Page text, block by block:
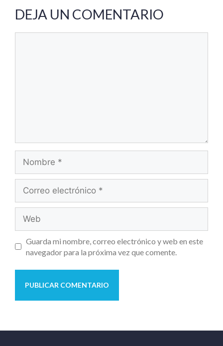
DEJA UN COMENTARIO
Guarda mi nombre, correo electrónico y web en este
navegador para la próxima vez que comente.